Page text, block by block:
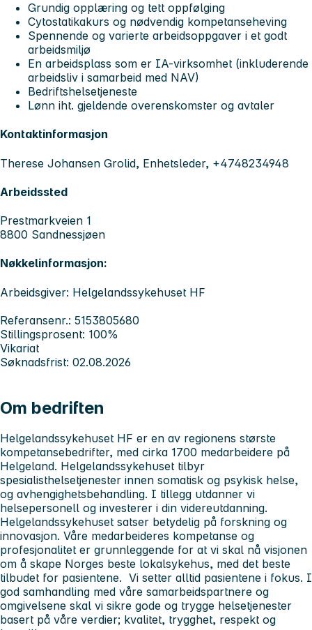
Grundig opplæring og tett oppfølging
Cytostatikakurs og nødvendig kompetanseheving
Spennende og varierte arbeidsoppgaver i et godt
arbeidsmiljø
En arbeidsplass som er IA-virksomhet (inkluderende
arbeidsliv i samarbeid med NAV)
Bedriftshelsetjeneste
Lønn iht. gjeldende overenskomster og avtaler
Kontaktinformasjon
Therese Johansen Grolid, Enhetsleder, +4748234948
Arbeidssted
Prestmarkveien 1
8800 Sandnessjøen
Nøkkelinformasjon:
Arbeidsgiver: Helgelandssykehuset HF
Referansenr.: 5153805680
Stillingsprosent: 100%
Vikariat
Søknadsfrist: 02.08.2026
Om bedriften
Helgelandssykehuset HF er en av regionens største
kompetansebedrifter, med cirka 1700 medarbeidere på
Helgeland. Helgelandssykehuset tilbyr
spesialisthelsetjenester innen somatisk og psykisk helse,
og avhengighetsbehandling. I tillegg utdanner vi
helsepersonell og investerer i din videreutdanning.
Helgelandssykehuset satser betydelig på forskning og
innovasjon. Våre medarbeideres kompetanse og
profesjonalitet er grunnleggende for at vi skal nå visjonen
om å skape Norges beste lokalsykehus, med det beste
tilbudet for pasientene. Vi setter alltid pasientene i fokus. I
god samhandling med våre samarbeidspartnere og
omgivelsene skal vi sikre gode og trygge helsetjenester
basert på våre verdier; kvalitet, trygghet, respekt og